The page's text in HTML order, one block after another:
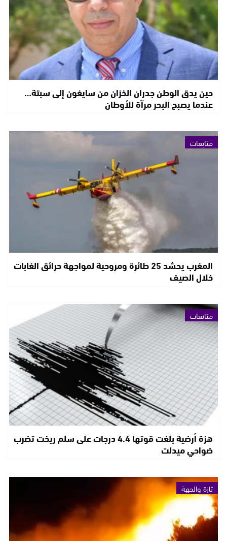
حين يدق الوطن جدران الخزان من سايغون إلى سبتة…
عندما يصبح البحر مرآة للأوطان
متابعات
المغرب يحشد 25 طائرة ومروحية لمواجهة حرائق الغابات
خلال الصيف
متابعات
هزة أرضية بلغت قوتها 4.4 درجات على سلم ريخت تضرب
ضواحي ميدلت
تازة والجهة